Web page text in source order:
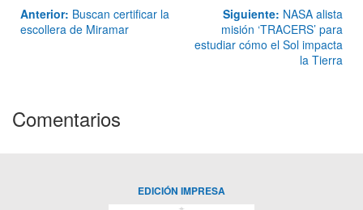
Anterior: Buscan certificar la
escollera de Miramar
Siguiente: NASA alista
misión ‘TRACERS’ para
estudiar cómo el Sol impacta
la Tierra
Comentarios
EDICIÓN IMPRESA